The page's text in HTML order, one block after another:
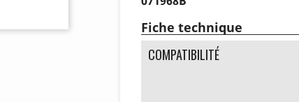
Fiche technique
COMPATIBILITÉ